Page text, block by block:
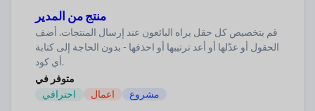
منتج من المدير
قم بتخصيص كل حقل يراه البائعون عند إرسال المنتجات. أضف
الحقول أو عدّلها أو أعد ترتيبها أو احذفها - بدون الحاجة إلى كتابة
أي كود.
متوفر في
احترافي
اعمال مشروع